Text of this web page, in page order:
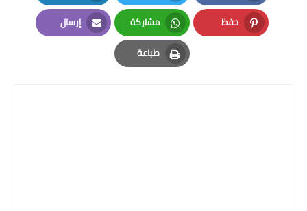
Facebook
Twitter
LinkedIn
حفظ
Pinterest
مشاركة
Whatsapp
إرسال
Email
طباعة
Print